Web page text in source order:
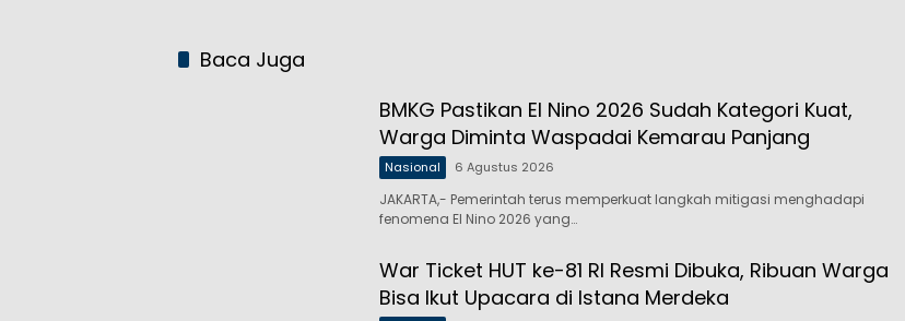
Baca Juga
BMKG Pastikan El Nino 2026 Sudah Kategori Kuat,
Warga Diminta Waspadai Kemarau Panjang
Nasional 6 Agustus 2026
JAKARTA,- Pemerintah terus memperkuat langkah mitigasi menghadapi
fenomena El Nino 2026 yang…
War Ticket HUT ke-81 RI Resmi Dibuka, Ribuan Warga
Bisa Ikut Upacara di Istana Merdeka